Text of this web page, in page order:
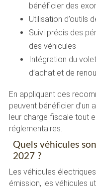
bénéficier des
Utilisation d’outils
Suivi précis des
des véhicules
Intégration du
d’achat et de
En appliquant ces
peuvent bénéficier d’un
leur charge fiscale tout
réglementaires.
Quels véhicules
2027 ?
Les véhicules
émission, les véhicules